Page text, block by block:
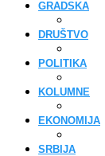
GRADSKA
DRUŠTVO
POLITIKA
KOLUMNE
EKONOMIJA
SRBIJA